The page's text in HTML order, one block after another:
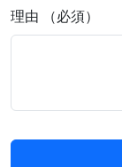
理由 （必須）